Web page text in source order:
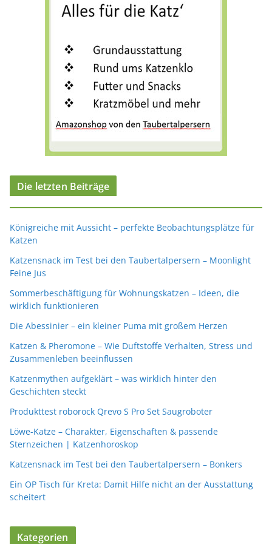
Die letzten Beiträge
Königreiche mit Aussicht – perfekte Beobachtungsplätze für
Katzen
Katzensnack im Test bei den Taubertalpersern – Moonlight
Feine Jus
Sommerbeschäftigung für Wohnungskatzen – Ideen, die
wirklich funktionieren
Die Abessinier – ein kleiner Puma mit großem Herzen
Katzen & Pheromone – Wie Duftstoffe Verhalten, Stress und
Zusammenleben beeinflussen
Katzenmythen aufgeklärt – was wirklich hinter den
Geschichten steckt
Produkttest roborock Qrevo S Pro Set Saugroboter
Löwe-Katze – Charakter, Eigenschaften & passende
Sternzeichen | Katzenhoroskop
Katzensnack im Test bei den Taubertalpersern – Bonkers
Ein OP Tisch für Kreta: Damit Hilfe nicht an der Ausstattung
scheitert
Kategorien